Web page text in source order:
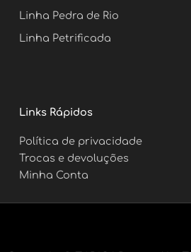
Linha Pedra de Rio
Linha Petrificada
Links Rápidos
Política de privacidade
Trocas e devoluções
Minha Conta